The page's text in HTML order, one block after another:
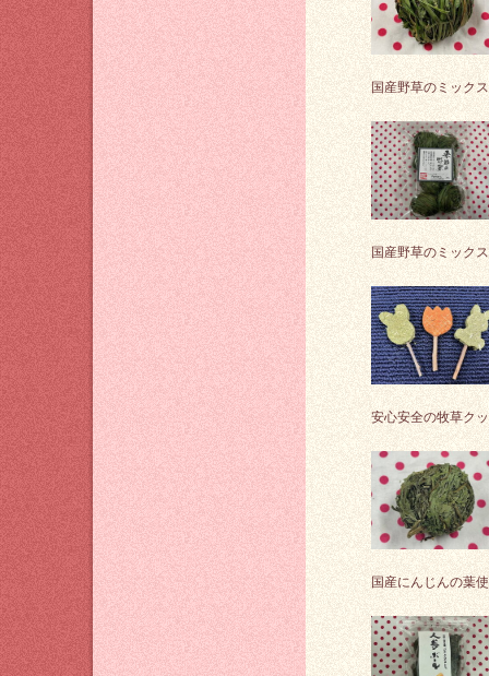
国産野草のミック
国産野草のミック
安心安全の牧草ク
国産にんじんの葉